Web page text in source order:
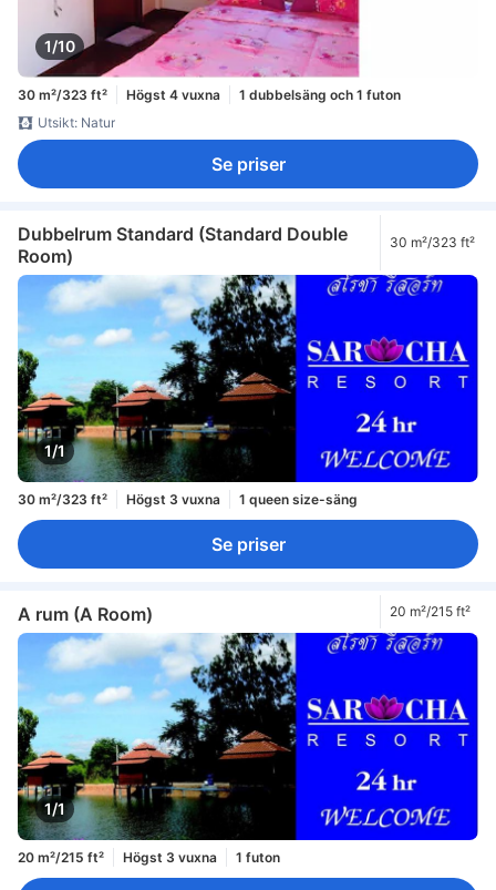
1/10
30 m²/323 ft² Högst 4 vuxna
1 dubbelsäng och 1 futon
Utsikt: Natur
Se priser
Dubbelrum Standard (Standard Double
Room)
30 m²/323 ft²
1/1
30 m²/323 ft² Högst 3 vuxna 1 queen size-säng
Se priser
A rum (A Room) 20 m²/215 ft²
1/1
20 m²/215 ft² Högst 3 vuxna 1 futon